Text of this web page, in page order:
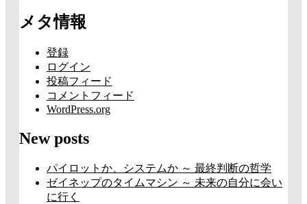
メタ情報
登録
ログイン
投稿フィード
コメントフィード
WordPress.org
New posts
パイロットか、システムか ～ 最終判断の哲学
ゼイネップのタイムマシン ～ 未来の自分に会い
に行く